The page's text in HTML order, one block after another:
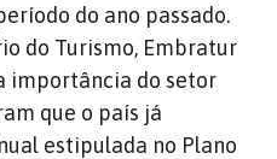
do ano passado.
do Turismo, Embratur
importância do setor
que o país já
estipulada no Plano